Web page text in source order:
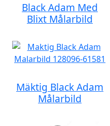
Black Adam Med
Blixt Målarbild
Mäktig Black Adam
Målarbild